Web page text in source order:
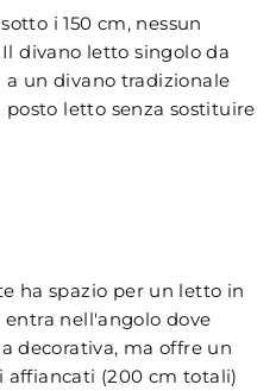
i 150 cm, nessun
divano letto singolo da
a un divano tradizionale
letto senza sostituire
ha spazio per un letto in
nell'angolo dove
decorativa, ma offre un
affiancati (200 cm totali)